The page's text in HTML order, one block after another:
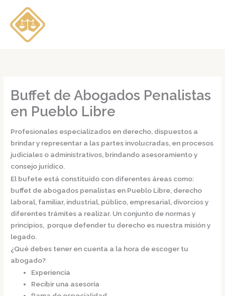
contenido
Buffet de Abogados Penalistas
en Pueblo Libre
Profesionales especializados en derecho, dispuestos a
brindar y representar a las partes involucradas, en procesos
judiciales o administrativos, brindando asesoramiento y
consejo jurídico.
El bufete está constituido con diferentes áreas como:
buffet de abogados penalistas en Pueblo Libre, derecho
laboral, familiar, industrial, público, empresarial, divorcios y
diferentes trámites a realizar. Un conjunto de normas y
principios, porque defender tu derecho es nuestra misión y
legado.
¿Qué debes tener en cuenta a la hora de escoger tu
abogado?
Experiencia
Recibir una asesoría